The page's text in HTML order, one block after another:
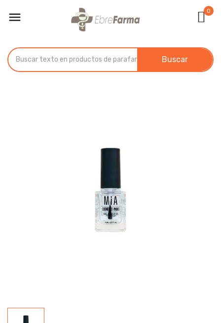
 0
Buscar